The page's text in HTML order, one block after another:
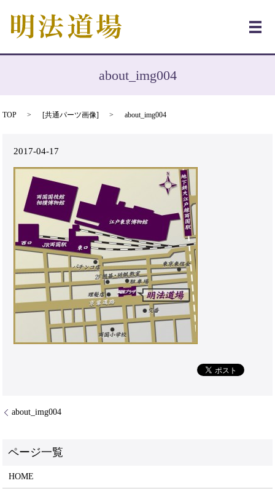
メ
about_img004
TOP [共通パーツ画像] about_img004
2017-04-17
about_img004
HOME